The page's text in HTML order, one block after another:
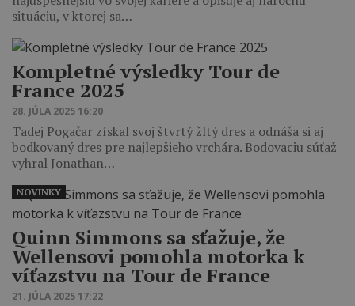
situáciu, v ktorej sa…
Kompletné výsledky Tour de
France 2025
28. JÚLA 2025 16:20
Tadej Pogačar získal svoj štvrtý žltý dres a odnáša si aj
bodkovaný dres pre najlepšieho vrchára. Bodovaciu súťaž
vyhral Jonathan…
Quinn Simmons sa sťažuje, že
Wellensovi pomohla motorka k
víťazstvu na Tour de France
21. JÚLA 2025 17:22
NOVINKY